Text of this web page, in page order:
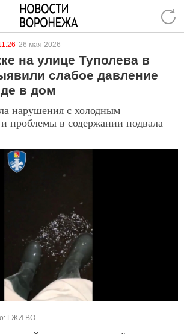
26 мая 2026
на улице Туполева в
слабое давление
в дом
нарушения с холодным
проблемы в содержании подвала
ГЖИ ВО.